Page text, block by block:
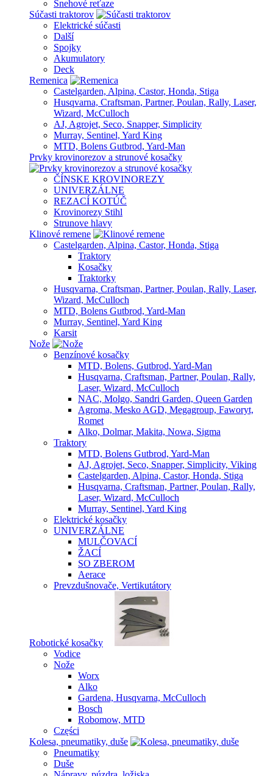
Snehové reťaze
Súčasti traktorov
Elektrické súčasti
Další
Spojky
Akumulatory
Deck
Remenica
Castelgarden, Alpina, Castor, Honda, Stiga
Husqvarna, Craftsman, Partner, Poulan, Rally, Laser,
Wizard, McCulloch
AJ, Agrojet, Seco, Snapper, Simplicity
Murray, Sentinel, Yard King
MTD, Bolens Gutbrod, Yard-Man
Prvky krovinorezov a strunové kosačky
ČÍNSKE KROVINOREZY
UNIVERZÁLNE
REZACÍ KOTÚČ
Krovinorezy Stihl
Strunove hlavy
Klinové remene
Castelgarden, Alpina, Castor, Honda, Stiga
Traktory
Kosačky
Traktorky
Husqvarna, Craftsman, Partner, Poulan, Rally, Laser,
Wizard, McCulloch
MTD, Bolens Gutbrod, Yard-Man
Murray, Sentinel, Yard King
Karsit
Nože
Benzínové kosačky
MTD, Bolens, Gutbrod, Yard-Man
Husqvarna, Craftsman, Partner, Poulan, Rally,
Laser, Wizard, McCulloch
NAC, Molgo, Sandri Garden, Queen Garden
Agroma, Mesko AGD, Megagroup, Faworyt,
Romet
Alko, Dolmar, Makita, Nowa, Sigma
Traktory
MTD, Bolens Gutbrod, Yard-Man
AJ, Agrojet, Seco, Snapper, Simplicity, Viking
Castelgarden, Alpina, Castor, Honda, Stiga
Husqvarna, Craftsman, Partner, Poulan, Rally,
Laser, Wizard, McCulloch
Murray, Sentinel, Yard King
Elektrické kosačky
UNIVERZÁLNE
MULČOVACÍ
ŽACÍ
SO ZBEROM
Aerace
Prevzdušnovače, Vertikutátory
Robotické kosačky
Vodice
Nože
Worx
Alko
Gardena, Husqvarna, McCulloch
Bosch
Robomow, MTD
Części
Kolesa, pneumatiky, duše
Pneumatiky
Duše